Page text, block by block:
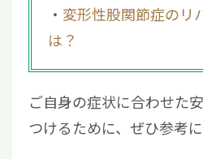
変形性股関節症のリ
は？
ご自身の症状に合わせた
つけるために、ぜひ参考に